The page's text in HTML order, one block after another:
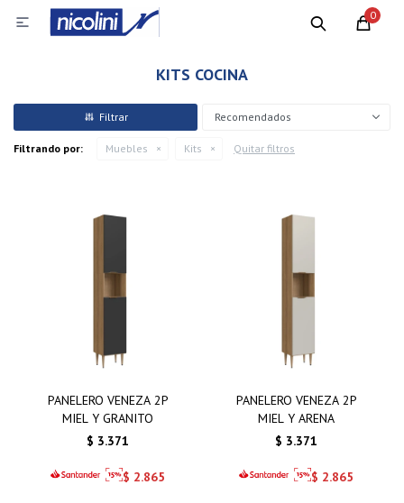
0

KITS COCINA
Recomendados
Filtrando por: Muebles Kits Quitar filtros
PANELERO VENEZA 2P
MIEL Y GRANITO
$ 3.371
$ 2.865
PANELERO VENEZA 2P
MIEL Y ARENA
$ 3.371
$ 2.865